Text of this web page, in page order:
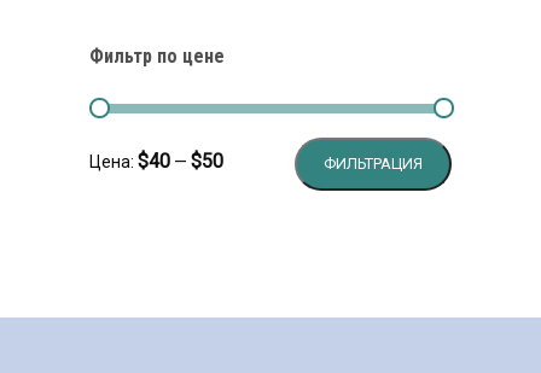
Фильтр по цене
ФИЛЬТРАЦИЯ
Цена: $40 — $50